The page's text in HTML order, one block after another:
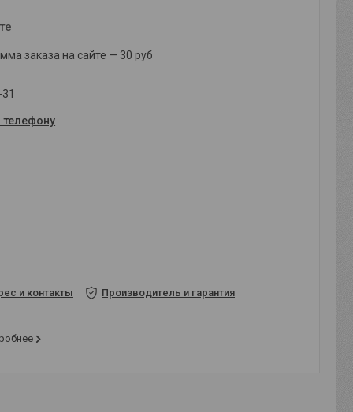
заказа на сайте — 30 руб
телефону
и контакты Производитель и гарантия